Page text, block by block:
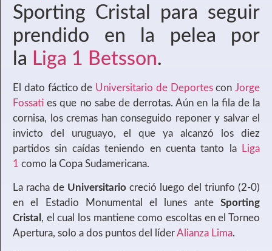
Sporting Cristal para seguir
prendido en la pelea por
la Liga 1 Betsson.
El dato fáctico de Universitario de Deportescon Jorge
Fossati es que no sabe de derrotas. Aún en la fila de la
cornisa, los cremas han conseguido reponer y salvar el
invicto del uruguayo, el que ya alcanzó los diez
partidos sin caídas teniendo en cuenta tanto la
Liga
1 como la Copa Sudamericana.
La racha de Universitario creció luego del triunfo (2-0)
en el Estadio Monumental el lunes ante Sporting
Cristal , el cual los mantiene como escoltas en el Torneo
Apertura, solo a dos puntos del líderAlianza Lima.